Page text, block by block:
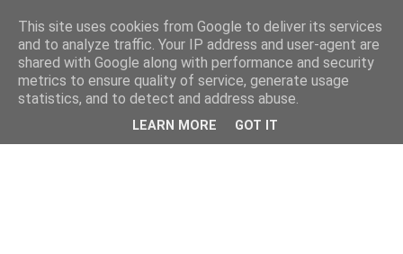
This site uses cookies from Google to deliver its services
and to analyze traffic. Your IP address and user-agent are
shared with Google along with performance and security
metrics to ensure quality of service, generate usage
statistics, and to detect and address abuse.
LEARN MORE GOT IT